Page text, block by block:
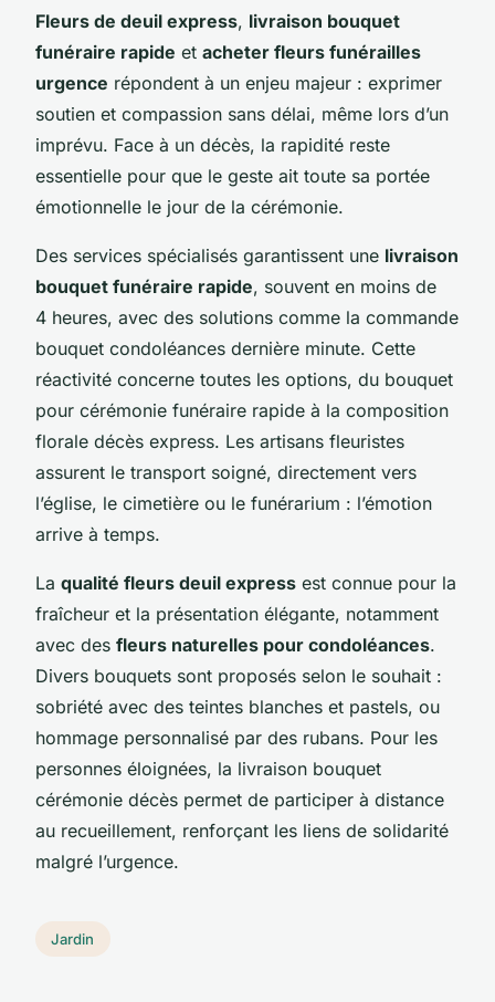
Fleurs de deuil express, livraison bouquet
funéraire rapide et acheter fleurs funérailles
urgence répondent à un enjeu majeur : exprimer
soutien et compassion sans délai, même lors d’un
imprévu. Face à un décès, la rapidité reste
essentielle pour que le geste ait toute sa portée
émotionnelle le jour de la cérémonie.
Des services spécialisés garantissent une livraison
bouquet funéraire rapide, souvent en moins de
4 heures, avec des solutions comme la commande
bouquet condoléances dernière minute. Cette
réactivité concerne toutes les options, du bouquet
pour cérémonie funéraire rapide à la composition
florale décès express. Les artisans fleuristes
assurent le transport soigné, directement vers
l’église, le cimetière ou le funérarium : l’émotion
arrive à temps.
La qualité fleurs deuil express est connue pour la
fraîcheur et la présentation élégante, notamment
avec des fleurs naturelles pour condoléances.
Divers bouquets sont proposés selon le souhait :
sobriété avec des teintes blanches et pastels, ou
hommage personnalisé par des rubans. Pour les
personnes éloignées, la livraison bouquet
cérémonie décès permet de participer à distance
au recueillement, renforçant les liens de solidarité
malgré l’urgence.
Jardin